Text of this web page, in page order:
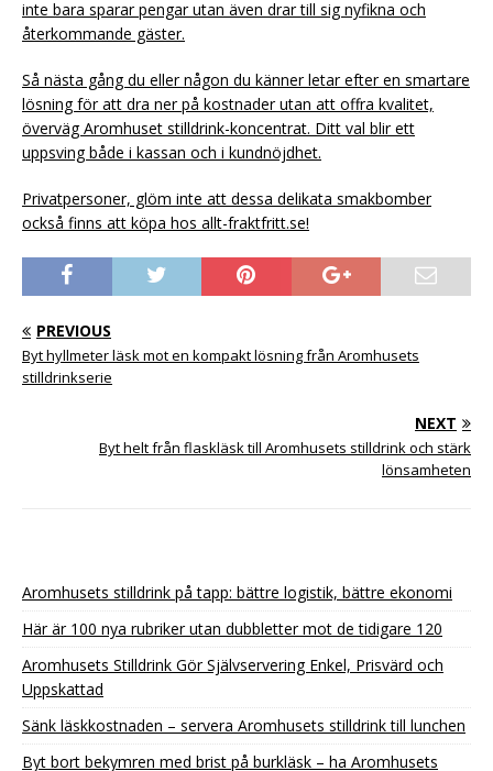
inte bara sparar pengar utan även drar till sig nyfikna och
återkommande gäster.
Så nästa gång du eller någon du känner letar efter en smartare
lösning för att dra ner på kostnader utan att offra kvalitet,
överväg Aromhuset stilldrink-koncentrat. Ditt val blir ett
uppsving både i kassan och i kundnöjdhet.
Privatpersoner, glöm inte att dessa delikata smakbomber
också finns att köpa hos allt-fraktfritt.se!
PREVIOUS
Byt hyllmeter läsk mot en kompakt lösning från Aromhusets
stilldrinkserie
NEXT
Byt helt från flaskläsk till Aromhusets stilldrink och stärk
lönsamheten
Aromhusets stilldrink på tapp: bättre logistik, bättre ekonomi
Här är 100 nya rubriker utan dubbletter mot de tidigare 120
Aromhusets Stilldrink Gör Självservering Enkel, Prisvärd och
Uppskattad
Sänk läskkostnaden – servera Aromhusets stilldrink till lunchen
Byt bort bekymren med brist på burkläsk – ha Aromhusets